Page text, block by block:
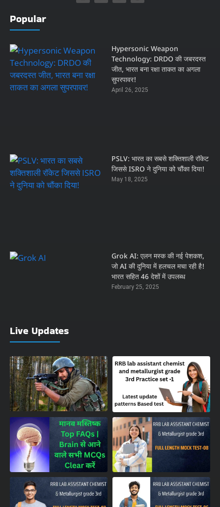
Popular
Hypersonic Weapon
Technology: DRDO की जबरदस्त
जीत, भारत बना रक्षा ताकत का अगला
सुपरपावर!
April 26, 2025
PSLV: भारत का सबसे शक्तिशाली रॉकेट
जिससे ISRO ने दुनिया को चौंका दिया!
May 18, 2025
Grok AI: एलन मस्क की नई पेशकश,
जो AI की दुनिया में हलचल मचा रही है!
भारत सहित 46 देशों में उपलब्ध
February 25, 2025
Live Updates